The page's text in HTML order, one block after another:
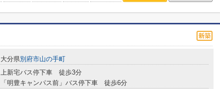
大分県別府市山の手町
上新宅バス停下車 徒歩3分
「明豊キャンパス前」バス停下車 徒歩6分